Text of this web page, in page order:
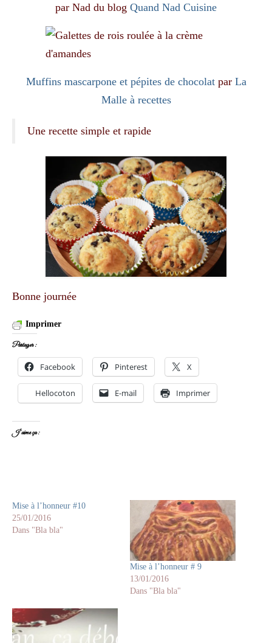
par Nad du blog Quand Nad Cuisine
Muffins mascarpone et pépites de chocolatpar La
Malle à recettes
Une recette simple et rapide
Bonne journée
Imprimer
Partager :
Facebook Pinterest X
Hellocoton E-mail Imprimer
J’aime ça :
Mise à l’honneur #10
25/01/2016
Dans "Bla bla"
Mise à l’honneur # 9
13/01/2016
Dans "Bla bla"